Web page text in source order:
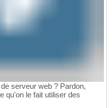
serveur web ? Pardon,
qu'on le fait utiliser des